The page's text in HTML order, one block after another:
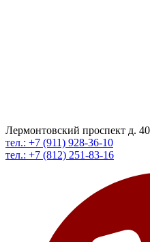
Лермонтовский проспект д. 40
тел.: +7 (911) 928-36-10
тел.: +7 (812) 251-83-16